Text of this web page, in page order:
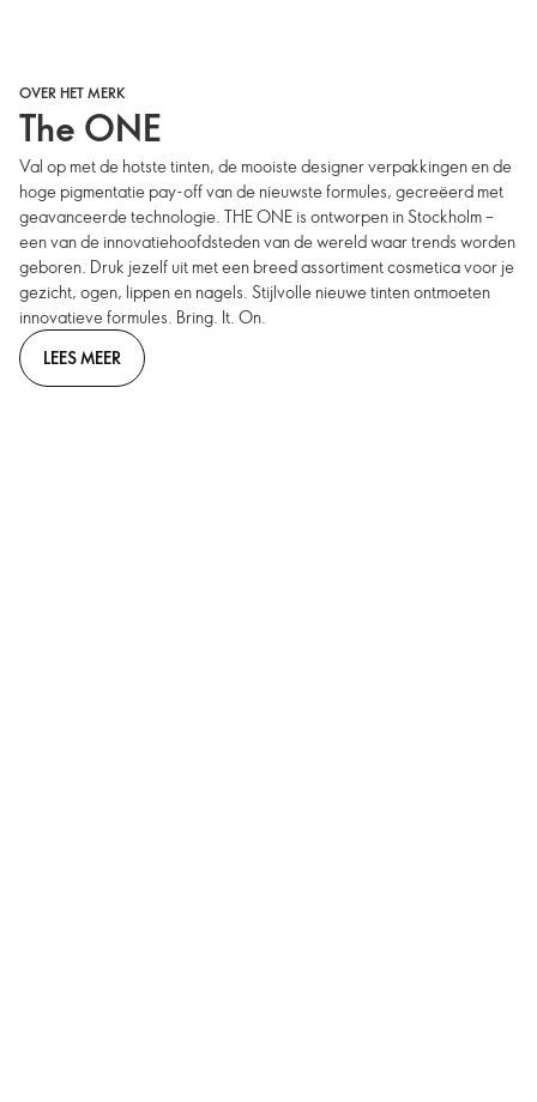
OVER HET MERK
The ONE
Val op met de hotste tinten, de mooiste designer verpakkingen en de
hoge pigmentatie pay-off van de nieuwste formules, gecreëerd met
geavanceerde technologie. THE ONE is ontworpen in Stockholm –
een van de innovatiehoofdsteden van de wereld waar trends worden
geboren. Druk jezelf uit met een breed assortiment cosmetica voor je
gezicht, ogen, lippen en nagels. Stijlvolle nieuwe tinten ontmoeten
innovatieve formules. Bring. It. On.
LEES MEER